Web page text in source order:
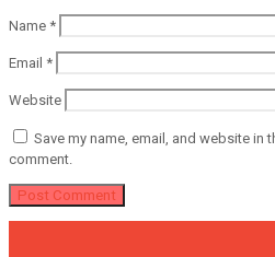
Name *
Email *
Website
Save my name, email, and website in
comment.